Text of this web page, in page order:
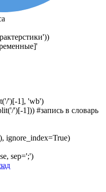
')[-1], 'wb')
')[-1])) #запись в словарь
ignore_index=True)
sep=';')